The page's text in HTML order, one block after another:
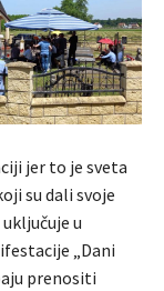
jer to je sveta
su dali svoje
u
„Dani
prenositi